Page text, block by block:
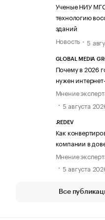
Ученые НИУ
технологию
зданий
Новость
5
GLOBAL MEDIA
Почему в 2026
нужен
Мнение
5 августа
.REDEV
Как
компании в
Мнение
5 августа
Все